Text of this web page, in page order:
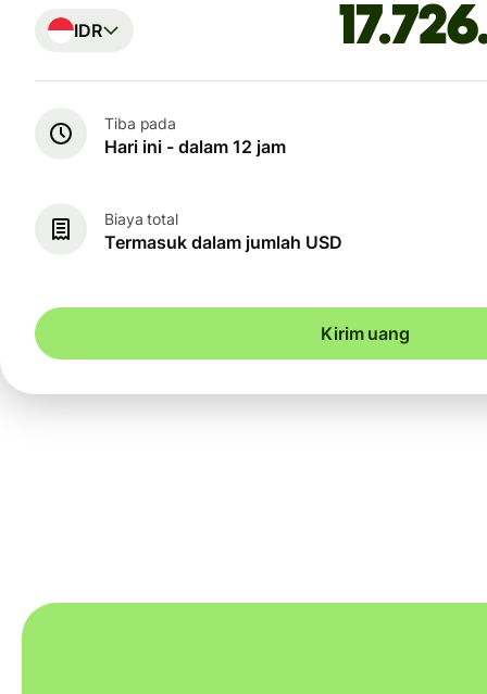
IDR
Tiba pada
Hari ini - dalam 12 jam
Biaya total
Termasuk dalam jumlah USD
Kirim uang